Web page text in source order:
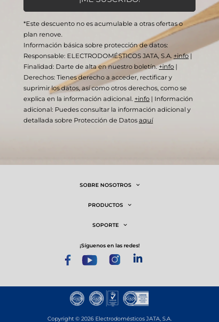
*Este descuento no es acumulable a otras ofertas o
plan renove.
Información básica sobre protección de datos:
Responsable: ELECTRODOMÉSTICOS JATA, S.A. +info |
Finalidad: Darte de alta en nuestro boletín.+info |
Derechos: Tienes derecho a acceder, rectificar y
suprimir los datos, así como otros derechos, como se
explica en la información adicional. +info | Información
adicional: Puedes consultar la información adicional y
detallada sobre Protección de Datos aquí
SOBRE NOSOTROS
PRODUCTOS
SOPORTE
¡síguenos en las redes!
Copyright © 2026 Electrodomésticos JATA, S.A.